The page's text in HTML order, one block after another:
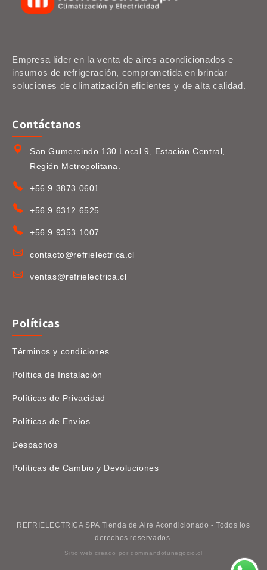
Empresa líder en la venta de aires acondicionados e
insumos de refrigeración, comprometida en brindar
soluciones de climatización eficientes y de alta calidad.
Contáctanos
San Gumercindo 130 Local 9, Estación Central,
Región Metropolitana.
+56 9 3873 0601
+56 9 6312 6525
+56 9 9353 1007
contacto@refrielectrica.cl
ventas@refrielectrica.cl
Políticas
Términos y condiciones
Política de Instalación
Políticas de Privacidad
Políticas de Envíos
Despachos
Políticas de Cambio y Devoluciones
REFRIELECTRICA SPA Tienda de Aire Acondicionado - Todos los
derechos reservados.
Sitio web creado por dominandotunegocio.cl